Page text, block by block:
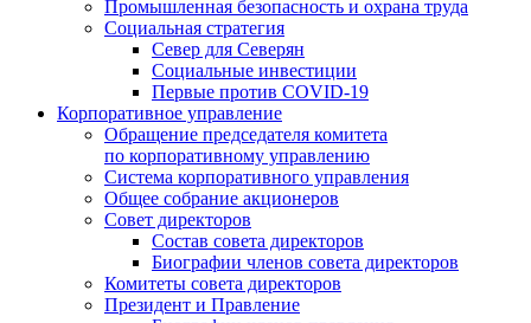
Промышленная безопасность и охрана труда
Социальная стратегия
Север для Северян
Социальные инвестиции
Первые против COVID‑19
Корпоративное управление
Обращение председателя комитета
по корпоративному управлению
Система корпоративного управления
Общее собрание акционеров
Совет директоров
Состав совета директоров
Биографии членов совета директоров
Комитеты совета директоров
Президент и Правление